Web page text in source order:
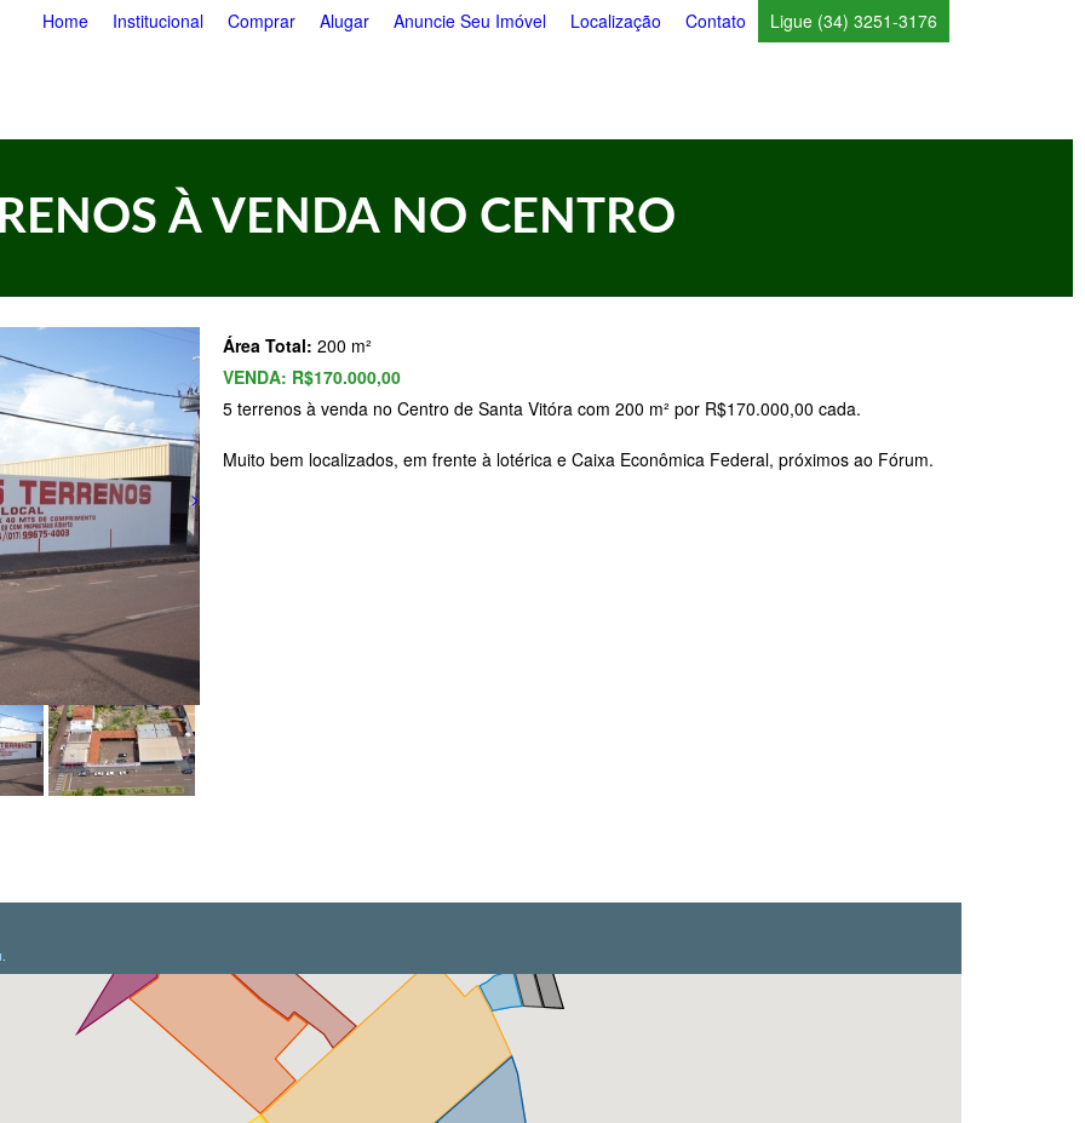
Pular
Home Institucional Comprar Alugar Anuncie Seu Imóvel Localização Contato Ligue (34) 3251-3176
À VENDA NO CENTRO
>
Área Total:200 m²
VENDA: R$170.000,00
5 terrenos à venda no Centro de Santa Vitóra com 200 m² por R$170.000,00 cada.
Muito bem localizados, em frente à lotérica e Caixa Econômica Federal, próximos ao Fórum.